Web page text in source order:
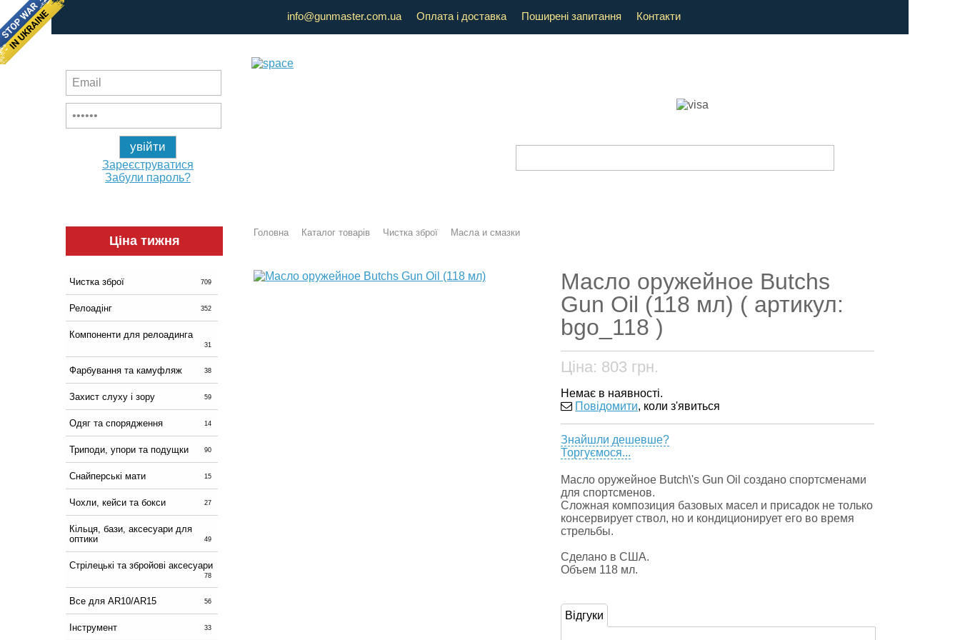
info@gunmaster.com.ua Оплата і доставка Поширені запитання Контакти
Зареєструватися
Забули пароль?
Ціна тижня
Чистка зброї 709
Релоадінг 352
Компоненти для релоадинга
31
Фарбування та камуфляж 38
Захист слуху і зору 59
Одяг та спорядження 14
Триподи, упори та подущки 90
Снайперські мати 15
Чохли, кейси та бокси 27
Кільця, бази, аксесуари для
оптики
49
Стрілецькі та збройові аксесуари
78
Все для AR10/AR15 56
Інструмент 33
Головна Каталог товарів Чистка зброї Масла и смазки
Масло оружейное Butchs
Gun Oil (118 мл) ( артикул:
bgo_118 )
Ціна: 803 грн.
Немає в наявності.
Повідомити, коли з'явиться
Знайшли дешевше?
Торгуємося...
Масло оружейное Butch\'s Gun Oil создано спортсменами
для спортсменов.
Сложная композиция базовых масел и присадок не только
консервирует ствол, но и кондиционирует его во время
стрельбы.
Сделано в США.
Объем 118 мл.
Відгуки